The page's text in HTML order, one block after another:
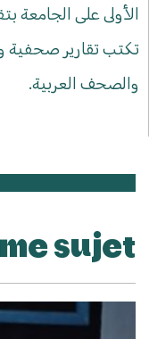
الأولى على الجامعة
تكتب تقارير صحفية
والصحف العربية.
sujet